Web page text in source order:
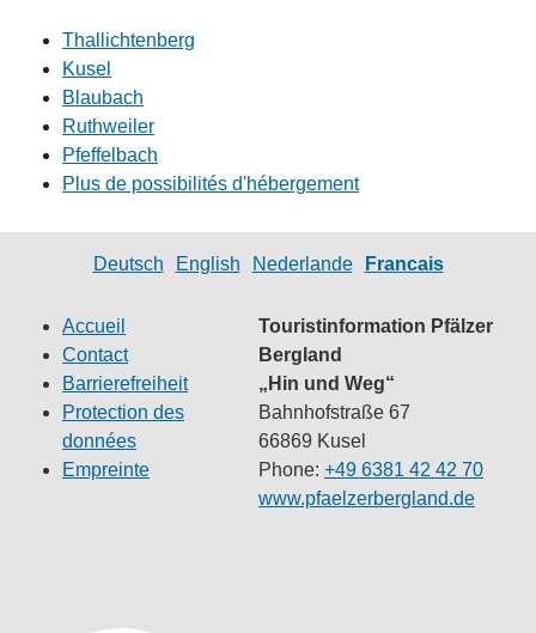
Thallichtenberg
Kusel
Blaubach
Ruthweiler
Pfeffelbach
Plus de possibilités d'hébergement
Deutsch English Nederlande Francais
Accueil
Contact
Barrierefreiheit
Protection des
données
Empreinte
Touristinformation Pfälzer
Bergland
„Hin und Weg“
Bahnhofstraße 67
66869 Kusel
Phone: +49 6381 42 42 70
www.pfaelzerbergland.de